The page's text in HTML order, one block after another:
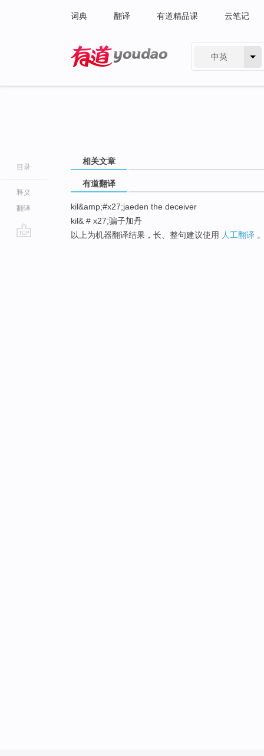
词典 翻译 有道精品课 云笔记
中英
目录
释义
翻译
相关文章
有道翻译
kil&amp;#x27;jaeden the deceiver
kil& # x27;骗子加丹
以上为机器翻译结果，长、整句建议使用 人工翻译